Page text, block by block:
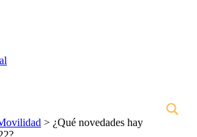
> ¿Qué novedades hay